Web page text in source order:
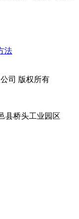
法
司 版权所有
县桥头工业园区